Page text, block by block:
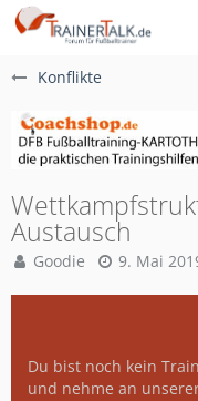
Konflikte
Austausch
Goodie 9. Mai
Du bist noch kein
und nehme an